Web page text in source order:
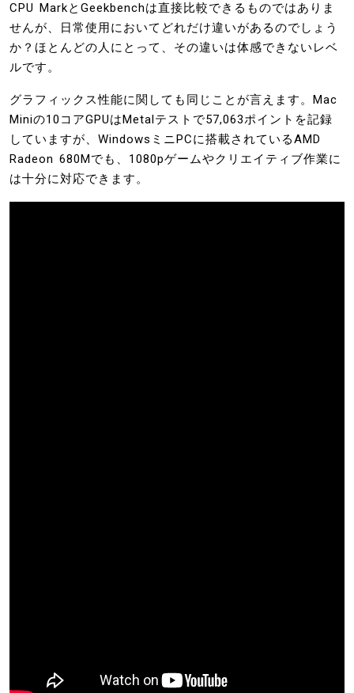
CPU MarkとGeekbenchは直接比較できるものではありま
せんが、日常使用においてどれだけ違いがあるのでしょう
か？ほとんどの人にとって、その違いは体感できないレベ
ルです。
グラフィックス性能に関しても同じことが言えます。Mac
Miniの10コアGPUはMetalテストで57,063ポイントを記録
していますが、WindowsミニPCに搭載されているAMD
Radeon 680Mでも、1080pゲームやクリエイティブ作業に
は十分に対応できます。